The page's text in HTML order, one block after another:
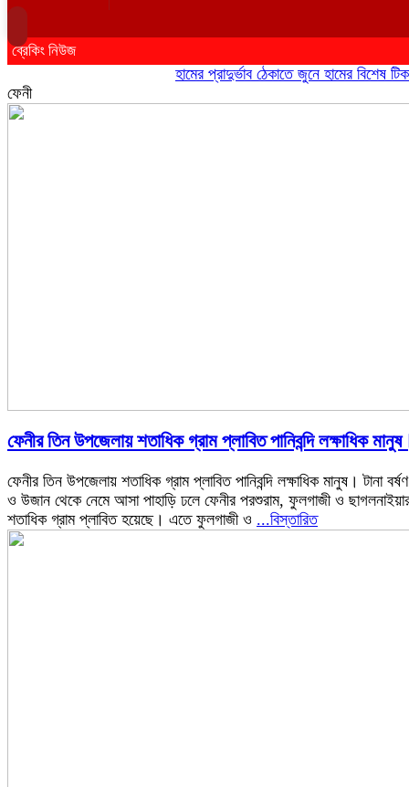
ব্রেকিং নিউজ
হামের প্রাদুর্ভাব ঠেকাতে জুনে হামের বিশেষ
ফেনী
ফেনীর তিন উপজেলায় শতাধিক গ্রাম প্লাবিত পানিবন্দি লক্ষাধিক
ফেনীর তিন উপজেলায় শতাধিক গ্রাম প্লাবিত পানিবন্দি লক্ষাধিক মানুষ। টানা বর্ষণ
ও উজান থেকে নেমে আসা পাহাড়ি ঢলে ফেনীর পরশুরাম, ফুলগাজী ও
শতাধিক গ্রাম প্লাবিত হয়েছে। এতে ফুলগাজী ও ...বিস্তারিত